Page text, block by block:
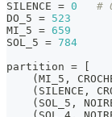
SILENCE = 0
#
DO_5 = 523
MI_5 = 659
SOL_5 = 784
partition =
( MI_5 ,
( SILENCE ,
( SOL_5 ,